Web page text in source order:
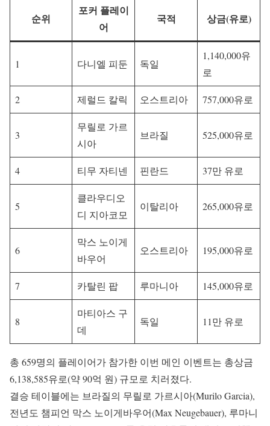
순위
포커 플레이
어
국적 상금(유로)
1 다니엘 피둔 독일
1,140,000유
로
2 제럴드 칼릭 오스트리아 757,000유로
3
무릴로 가르
시아
브라질 525,000유로
4 티무 자티넨 핀란드 37만 유로
5
클라우디오
디 지아코모
이탈리아 265,000유로
6
막스 노이게
바우어
오스트리아 195,000유로
7 카탈린 팝 루마니아 145,000유로
8
마티아스 구
데
독일 11만 유로
총 659명의 플레이어가 참가한 이번 메인 이벤트는 총상금
6,138,585유로(약 90억 원) 규모로 치러졌다.
결승 테이블에는 브라질의 무릴로 가르시아(Murilo Garcia),
전년도 챔피언 막스 노이게바우어(Max Neugebauer), 루마니